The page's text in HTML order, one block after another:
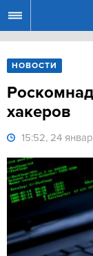
НОВОСТИ
хакеров
15:52, 24